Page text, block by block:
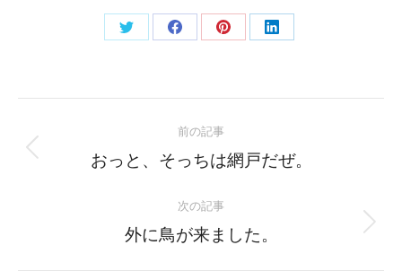
Share
Share
Share
Share
navigation
前の記事
Previous
おっと、そっちは網戸だぜ。
次の記事
Next
外に鳥が来ました。